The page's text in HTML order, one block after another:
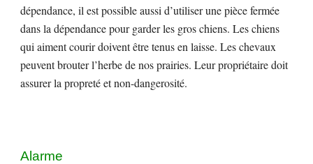
dépendance, il est possible aussi d’utiliser une pièce fermée
dans la dépendance pour garder les gros chiens. Les chiens
qui aiment courir doivent être tenus en laisse. Les chevaux
peuvent brouter l’herbe de nos prairies. Leur propriétaire doit
assurer la propreté et non-dangerosité.
Alarme